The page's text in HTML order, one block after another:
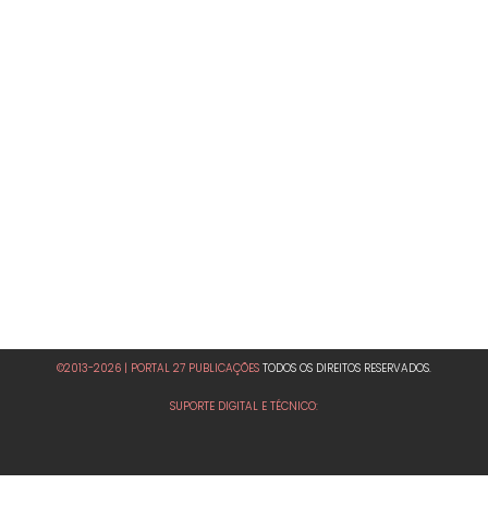
©2013-2026 | PORTAL 27 PUBLICAÇÕES TODOS OS DIREITOS RESERVADOS.
SUPORTE DIGITAL E TÉCNICO: